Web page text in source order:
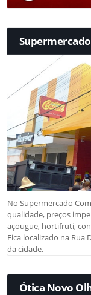
No Supermercado
qualidade, preços
açougue, hortifruti,
Fica localizado na Rua
da cidade.
Ótica Novo